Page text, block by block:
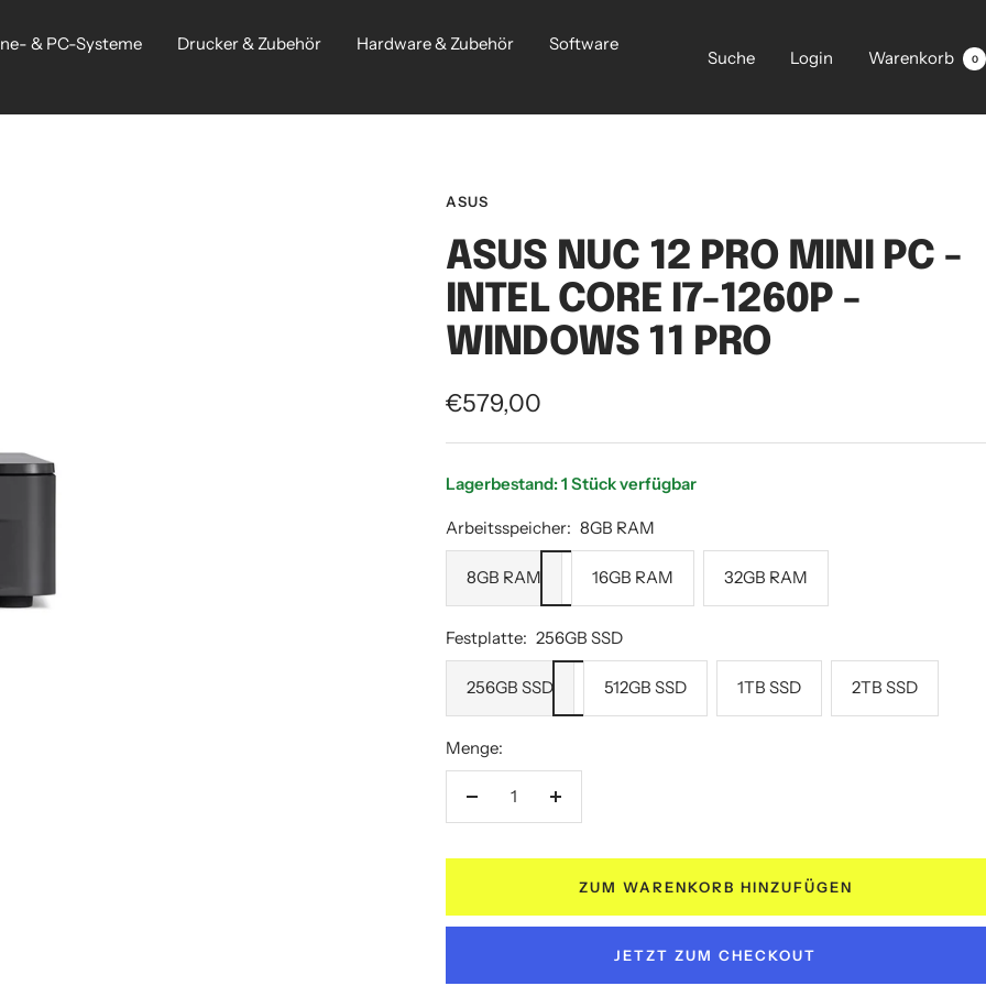
& PC-Systeme Drucker & Zubehör Hardware & Zubehör Software
Suche Login Warenkorb 0
ASUS
ASUS NUC 12 PRO MINI PC -
INTEL CORE I7-1260P -
WINDOWS 11 PRO
Angebotspreis
€579,00
Lagerbestand: 1 Stück verfügbar
Arbeitsspeicher: 8GB RAM
8GB RAM 16GB RAM 32GB RAM
Festplatte: 256GB SSD
256GB SSD 512GB SSD 1TB SSD 2TB SSD
Menge:
Menge
Menge
ZUM WARENKORB HINZUFÜGEN
JETZT ZUM CHECKOUT